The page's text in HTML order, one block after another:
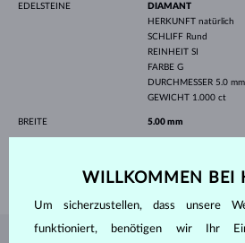
EDELSTEINE
DIAMANT
HERKUNFT natürlich
SCHLIFF Rund
REINHEIT SI
FARBE G
DURCHMESSER 5.0 mm
GEWICHT 1.000 ct
BREITE 5.00 mm
1.30 g
WILLKOMMEN BEI
Um sicherzustellen, dass unsere
funktioniert, benötigen wir Ihr